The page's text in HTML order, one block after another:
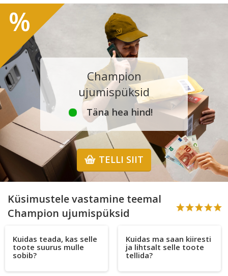
Champion
ujumispüksid
Täna hea hind!
TELLI SIIT
%
Küsimustele vastamine teemal
Champion ujumispüksid
Kuidas teada, kas selle
toote suurus mulle
sobib?
Kuidas ma saan kiiresti
ja lihtsalt selle toote
tellida?